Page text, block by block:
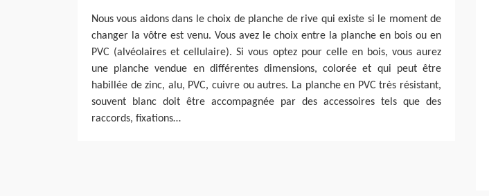
Nous vous aidons dans le choix de planche de rive qui existe si le moment de
changer la vôtre est venu. Vous avez le choix entre la planche en bois ou en
PVC (alvéolaires et cellulaire). Si vous optez pour celle en bois, vous aurez
une planche vendue en différentes dimensions, colorée et qui peut être
habillée de zinc, alu, PVC, cuivre ou autres. La planche en PVC très résistant,
souvent blanc doit être accompagnée par des accessoires tels que des
raccords, fixations…